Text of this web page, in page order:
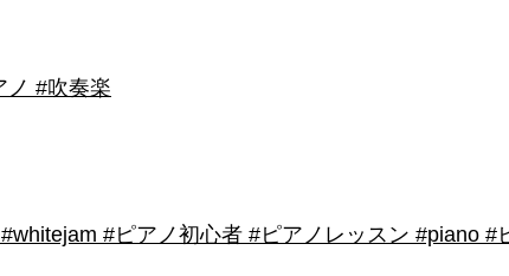
ノ #吹奏楽
#ピアノ初心者 #ピアノレッスン #piano #